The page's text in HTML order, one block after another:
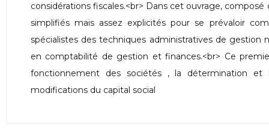
considérations fiscales.<br> Dans cet ouvrage,
simplifiés mais assez explicités pour se prévaloir
spécialistes des techniques administratives de gestion
en comptabilité de gestion et finances.<br> Ce
fonctionnement des sociétés , la détermination
modifications du capital social